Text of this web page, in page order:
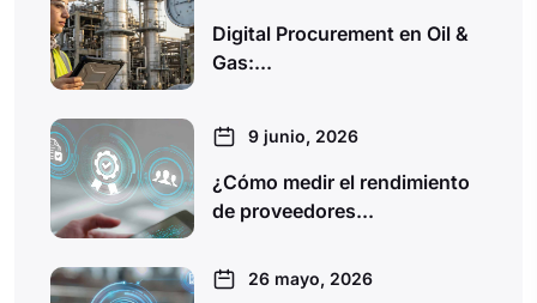
Digital Procurement en Oil &
Gas:...
9 junio, 2026
¿Cómo medir el rendimiento
de proveedores...
26 mayo, 2026